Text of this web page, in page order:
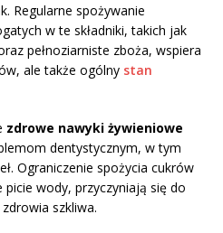
Regularne spożywanie
w te składniki, takich jak
pełnoziarniste zboża, wspiera
ale także ogólny stan
zdrowe nawyki żywieniowe
dentystycznym, w tym
Ograniczenie spożycia cukrów
wody, przyczyniają się do
szkliwa.